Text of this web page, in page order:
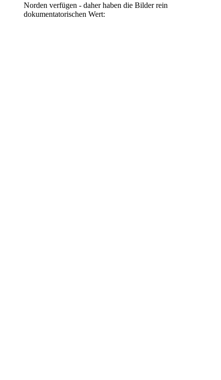
Norden verfügen - daher haben die Bilder rein
dokumentatorischen Wert: